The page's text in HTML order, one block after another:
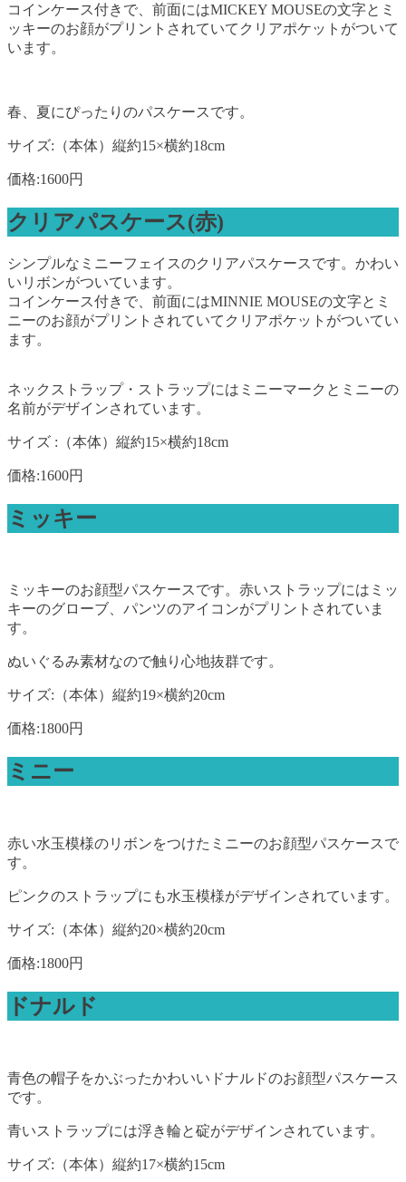
コインケース付きで、前面にはMICKEY MOUSEの文字とミ
ッキーのお顔がプリントされていてクリアポケットがついて
います。
春、夏にぴったりのパスケースです。
サイズ:（本体）縦約15×横約18cm
価格:1600円
クリアパスケース(赤)
シンプルなミニーフェイスのクリアパスケースです。かわい
いリボンがついています。
コインケース付きで、前面にはMINNIE MOUSEの文字とミ
ニーのお顔がプリントされていてクリアポケットがついてい
ます。
ネックストラップ・ストラップにはミニーマークとミニーの
名前がデザインされています。
サイズ :（本体）縦約15×横約18cm
価格:1600円
ミッキー
ミッキーのお顔型パスケースです。赤いストラップにはミッ
キーのグローブ、パンツのアイコンがプリントされていま
す。
ぬいぐるみ素材なので触り心地抜群です。
サイズ:（本体）縦約19×横約20cm
価格:1800円
ミニー
赤い水玉模様のリボンをつけたミニーのお顔型パスケースで
す。
ピンクのストラップにも水玉模様がデザインされています。
サイズ:（本体）縦約20×横約20cm
価格:1800円
ドナルド
青色の帽子をかぶったかわいいドナルドのお顔型パスケース
です。
青いストラップには浮き輪と碇がデザインされています。
サイズ:（本体）縦約17×横約15cm